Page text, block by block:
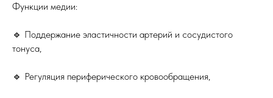
Функции медии:
🔹 Поддержание эластичности артерий и сосудистого
тонуса,
🔹 Регуляция периферического кровообращения,